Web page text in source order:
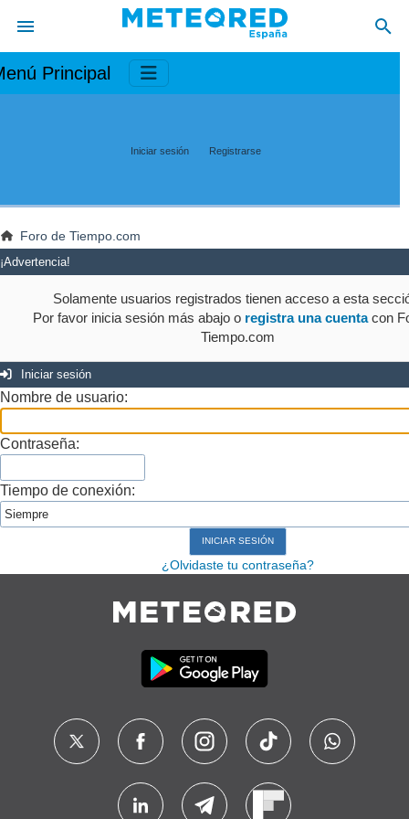
Principal
Iniciar sesión Registrarse
Foro de Tiempo.com
¡Advertencia!
Solamente usuarios registrados tienen acceso a esta
Por favor inicia sesión más abajo o registra una cuentacon
Tiempo.com
Iniciar sesión
Nombre de usuario:
Contraseña:
Tiempo de conexión:
¿Olvidaste tu contraseña?